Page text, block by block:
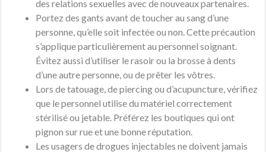
des relations sexuelles avec de nouveaux partenaires.
Portez des gants avant de toucher au sang d’une
personne, qu’elle soit infectée ou non. Cette précaution
s’applique particulièrement au personnel soignant.
Évitez aussi d’utiliser le rasoir ou la brosse à dents
d’une autre personne, ou de prêter les vôtres.
Lors de tatouage, de piercing ou d’acupuncture, vérifiez
que le personnel utilise du matériel correctement
stérilisé ou jetable. Préférez les boutiques qui ont
pignon sur rue et une bonne réputation.
Les usagers de drogues injectables ne doivent jamais